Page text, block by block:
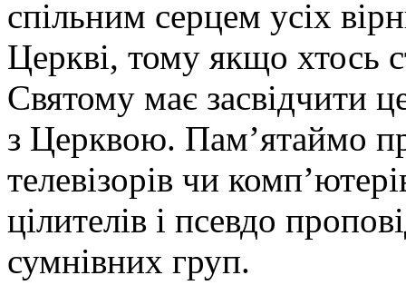
спільним серцем усіх
Церкві, тому якщо хтось
Святому має засвідчити
з Церквою. Пам’ятаймо
телевізорів чи
цілителів і псевдо
сумнівних груп.